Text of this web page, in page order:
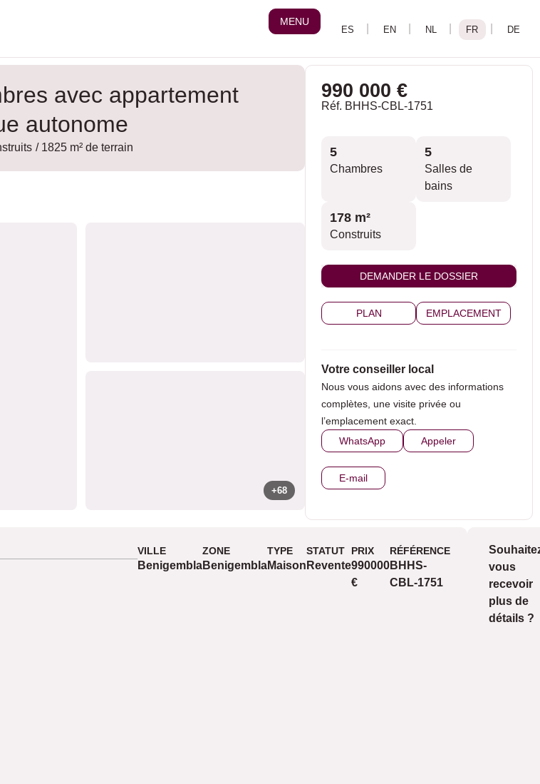
MENU
avec appartement
autonome
/ 1825 m² de terrain
+68
990 000 €
Réf. BHHS-CBL-1751
5
Chambres
5
Salles de
bains
178 m²
Construits
DEMANDER LE DOSSIER
PLAN EMPLACEMENT
Votre conseiller local
Nous vous aidons avec des informations
complètes, une visite privée ou
l’emplacement exact.
WhatsApp
Appeler
E-mail
VILLE
Benigembla
ZONE
Benigembla
TYPE
Maison
STATUT
Revente
PRIX
990000
€
RÉFÉRENCE
BHHS-
CBL-1751
Vues
sur
vue
vous
recevoir
plus de
détails ?